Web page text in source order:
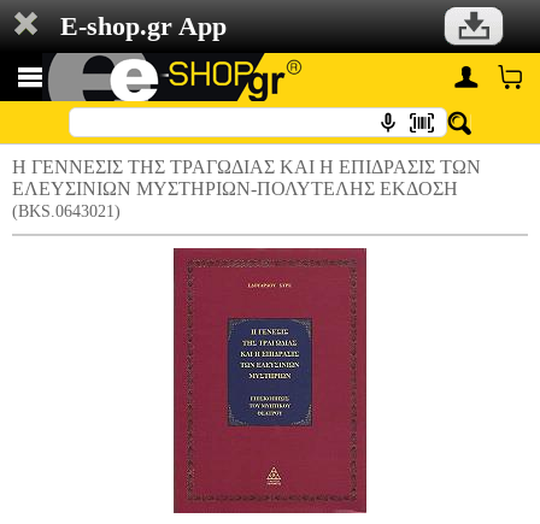
E-shop.gr App
Η ΓΕΝΝΕΣΙΣ ΤΗΣ ΤΡΑΓΩΔΙΑΣ ΚΑΙ Η ΕΠΙΔΡΑΣΙΣ ΤΩΝ
ΕΛΕΥΣΙΝΙΩΝ ΜΥΣΤΗΡΙΩΝ-ΠΟΛΥΤΕΛΗΣ ΕΚΔΟΣΗ
(BKS.0643021)